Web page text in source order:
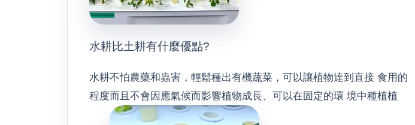
水耕比土耕有什麼優點?
水耕不怕農藥和蟲害，輕鬆種出有機蔬菜，可以讓植物達到直接 食用的
程度而且不會因應氣候而影響植物成長、可以在固定的環 境中種植植